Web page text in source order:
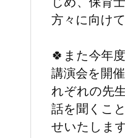
方々に向け
🍀また今年
講演会を開
れぞれの先
話を聞くこ
せいたしま